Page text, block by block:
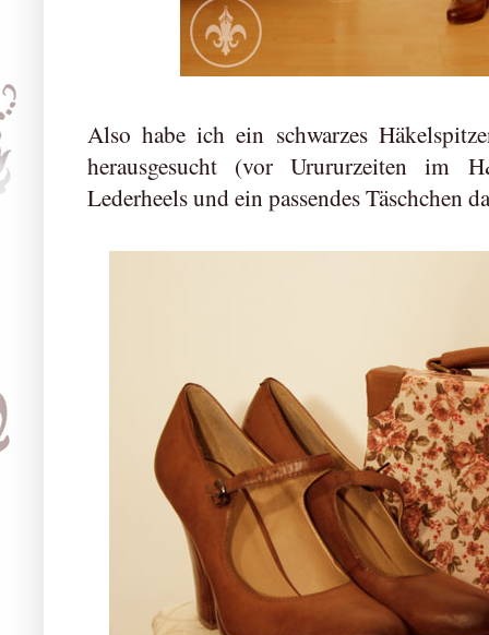
Also habe ich ein schwarzes
herausgesucht (vor Urururzeiten im
Lederheels und ein passendes Täschchen